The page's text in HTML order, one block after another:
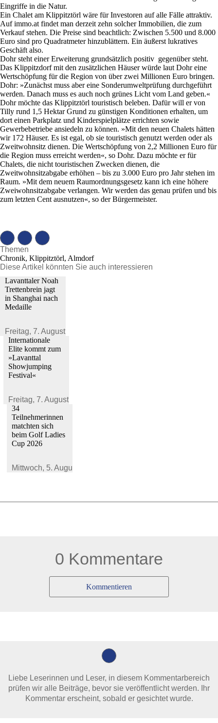
Eingriffe in die Natur.
Ein Chalet am Klippitztörl wäre für Investoren auf alle Fälle attraktiv.
Auf immo.at findet man derzeit zehn solcher Immobilien, die zum
Verkauf stehen. Die Preise sind beachtlich: Zwischen 5.500 und 8.000
Euro sind pro Quadratmeter hinzublättern. Ein äußerst lukratives
Geschäft also.
Dohr steht einer Erweiterung grundsätzlich positiv gegenüber steht.
Das Klippitzdorf mit den zusätzlichen Häuser würde laut Dohr eine
Wertschöpfung für die Region von über zwei Millionen Euro bringen.
Dohr: »Zunächst muss aber eine Sonderumweltprüfung durchgeführt
werden. Danach muss es auch noch grünes Licht vom Land geben.«
Dohr möchte das Klippitztörl touristisch beleben. Dafür will er von
Tilly rund 1,5 Hektar Grund zu günstigen Konditionen erhalten, um
dort einen Parkplatz und Kinderspielplätze errichten sowie
Gewerbebetriebe ansiedeln zu können. »Mit den neuen Chalets hätten
wir 172 Häuser. Es ist egal, ob sie touristisch genutzt werden oder als
Zweitwohnsitz dienen. Die Wertschöpfung von 2,2 Millionen Euro für
die Region muss erreicht werden«, so Dohr. Dazu möchte er für
Chalets, die nicht touristischen Zwecken dienen, die
Zweitwohnsitzabgabe erhöhen – bis zu 3.000 Euro pro Jahr stehen im
Raum. »Mit dem neuem Raumordnungsgesetz kann ich eine höhere
Zweiwohnsitzabgabe verlangen. Wir werden das genau prüfen und bis
zum letzten Cent ausnutzen«, so der Bürgermeister.
Themen
Chronik, Klippitztörl, Almdorf
Diese Artikel könnten Sie auch interessieren
Lavanttaler Noah
Trettenbrein jagt
in Shanghai nach
Medaille
Freitag, 7. August 2026
Internationale
Elite kommt zum
»Lavanttal
Showjumping
Festival«
Freitag, 7. August 2026
34
Teilnehmerinnen
matchten sich
beim Golf Ladies
Cup 2026
Mittwoch, 5. August 2026
0 Kommentare
Kommentieren
Liebe Leserinnen und Leser, in diesem Kommentarbereich
prüfen wir alle Beiträge, bevor sie veröffentlicht werden. Ihr
Kommentar erscheint, sobald er gesichtet wurde.